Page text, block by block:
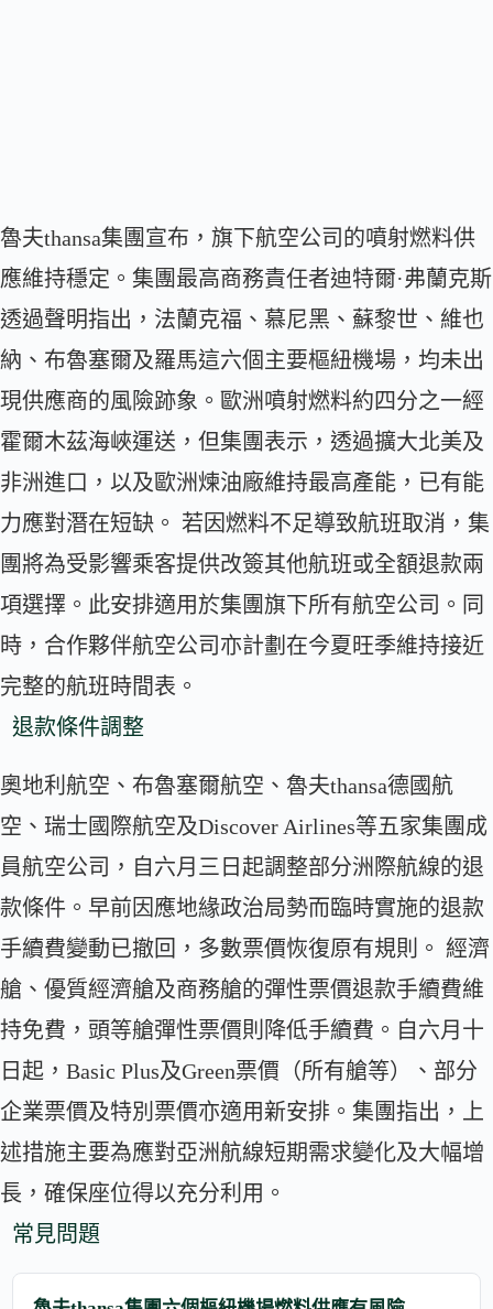
魯夫thansa集團宣布，旗下航空公司的噴射燃料供
應維持穩定。集團最高商務責任者迪特爾·弗蘭克斯
透過聲明指出，法蘭克福、慕尼黑、蘇黎世、維也
納、布魯塞爾及羅馬這六個主要樞紐機場，均未出
現供應商的風險跡象。歐洲噴射燃料約四分之一經
霍爾木茲海峽運送，但集團表示，透過擴大北美及
非洲進口，以及歐洲煉油廠維持最高產能，已有能
力應對潛在短缺。 若因燃料不足導致航班取消，集
團將為受影響乘客提供改簽其他航班或全額退款兩
項選擇。此安排適用於集團旗下所有航空公司。同
時，合作夥伴航空公司亦計劃在今夏旺季維持接近
完整的航班時間表。
退款條件調整
奧地利航空、布魯塞爾航空、魯夫thansa德國航
空、瑞士國際航空及Discover Airlines等五家集團成
員航空公司，自六月三日起調整部分洲際航線的退
款條件。早前因應地緣政治局勢而臨時實施的退款
手續費變動已撤回，多數票價恢復原有規則。 經濟
艙、優質經濟艙及商務艙的彈性票價退款手續費維
持免費，頭等艙彈性票價則降低手續費。自六月十
日起，Basic Plus及Green票價（所有艙等）、部分
企業票價及特別票價亦適用新安排。集團指出，上
述措施主要為應對亞洲航線短期需求變化及大幅增
長，確保座位得以充分利用。
常見問題